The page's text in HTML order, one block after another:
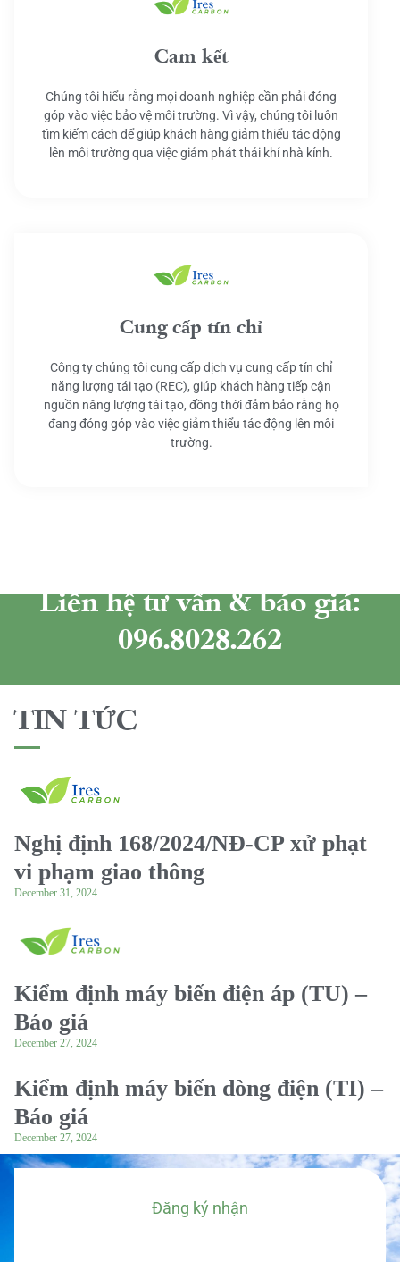
Cam kết
Chúng tôi hiểu rằng mọi doanh nghiệp cần phải đóng
góp vào việc bảo vệ môi trường. Vì vậy, chúng tôi luôn
tìm kiếm cách để giúp khách hàng giảm thiểu tác động
lên môi trường qua việc giảm phát thải khí nhà kính.
Cung cấp tín chỉ
Công ty chúng tôi cung cấp dịch vụ cung cấp tín chỉ
năng lượng tái tạo (REC), giúp khách hàng tiếp cận
nguồn năng lượng tái tạo, đồng thời đảm bảo rằng họ
đang đóng góp vào việc giảm thiểu tác động lên môi
trường.
Liên hệ tư vấn & báo giá:
096.8028.262
TIN TỨC
Nghị định 168/2024/NĐ-CP xử phạt
vi phạm giao thông
December 31, 2024
Kiểm định máy biến điện áp (TU) –
Báo giá
December 27, 2024
Kiểm định máy biến dòng điện (TI) –
Báo giá
December 27, 2024
Đăng ký nhận